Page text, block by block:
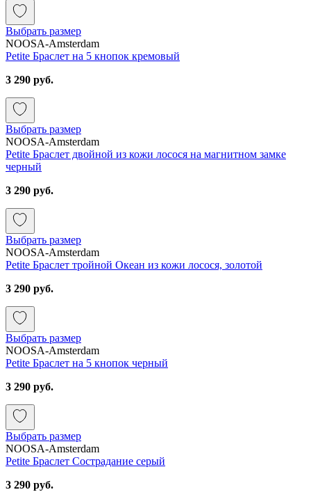
Выбрать размер
NOOSA-Amsterdam
Petite Браслет на 5 кнопок кремовый
3 290 руб.
Выбрать размер
NOOSA-Amsterdam
Petite Браслет двойной из кожи лосося на магнитном замке
черный
3 290 руб.
Выбрать размер
NOOSA-Amsterdam
Petite Браслет тройной Океан из кожи лосося, золотой
3 290 руб.
Выбрать размер
NOOSA-Amsterdam
Petite Браслет на 5 кнопок черный
3 290 руб.
Выбрать размер
NOOSA-Amsterdam
Petite Браслет Сострадание серый
3 290 руб.